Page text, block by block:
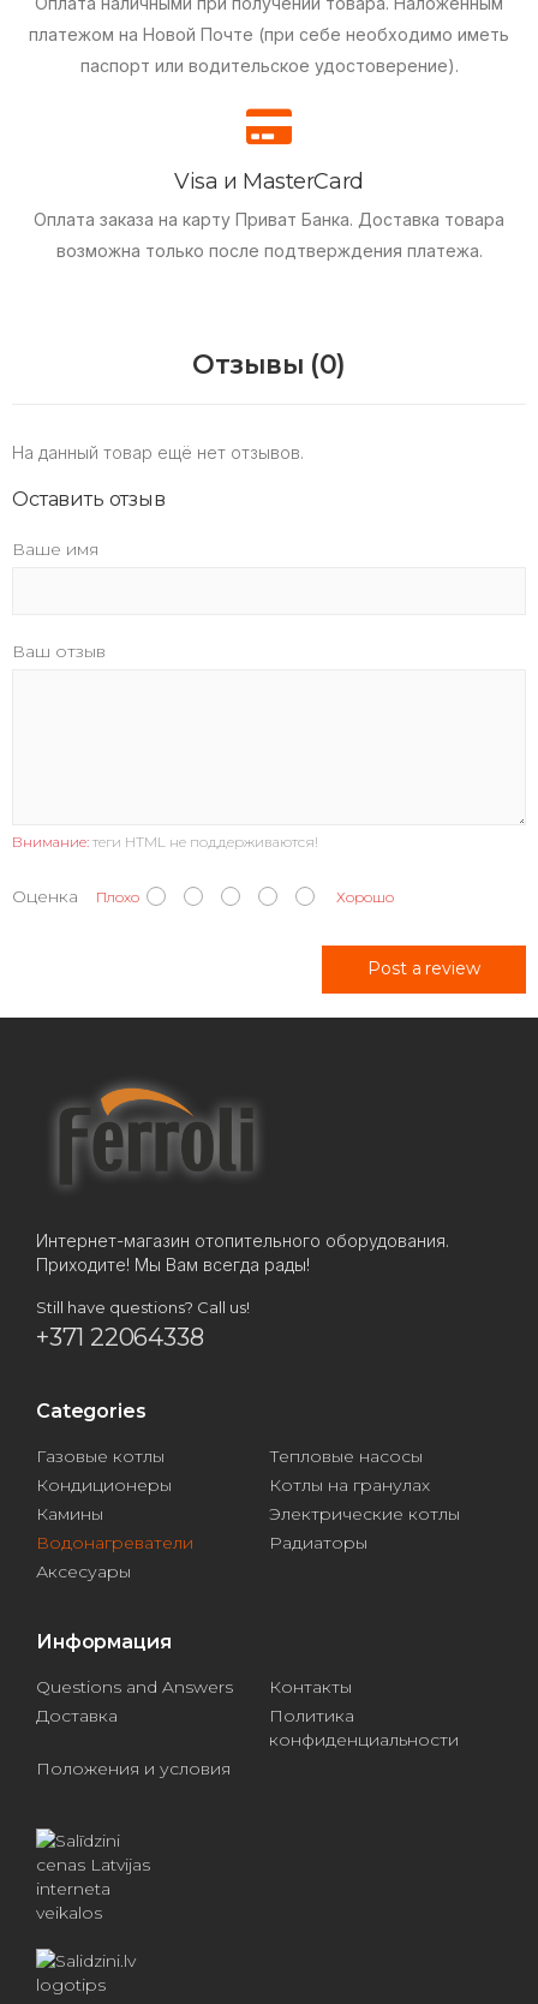
платежом на Новой Почте (при себе необходимо иметь
паспорт или водительское удостоверение).
Visa и MasterCard
Оплата заказа на карту Приват Банка. Доставка товара
возможна только после подтверждения платежа.
Отзывы (0)
На данный товар ещё нет отзывов.
Оставить отзыв
Ваше имя
Ваш отзыв
Внимание: теги HTML не поддерживаются!
Оценка Плохо Хорошо
Post a review
Интернет-магазин отопительного оборудования.
Приходите! Мы Вам всегда рады!
Still have questions? Call us!
+371 22064338
Categories
Газовые котлы
Тепловые насосы
Кондиционеры
Котлы на гранулах
Камины
Электрические котлы
Водонагреватели
Радиаторы
Аксесуары
Информация
Questions and Answers
Контакты
Доставка
Политика
конфиденциальности
Положения и условия